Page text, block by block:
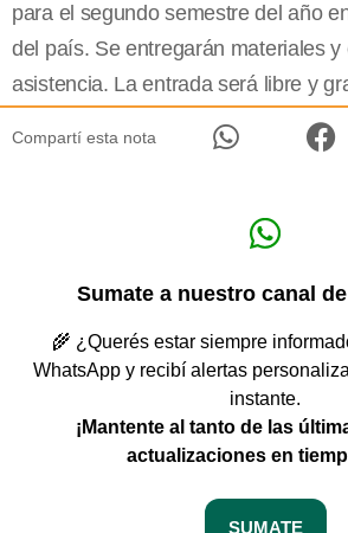
para el segundo semestre del año
del país. Se entregarán materiales y
asistencia. La entrada será libre y
Compartí esta nota
Sumate a nuestro canal
🌾 ¿Querés estar siempre
WhatsApp y recibí alertas
instante.
¡Mantente al tanto de las
actualizaciones en
SUMATE